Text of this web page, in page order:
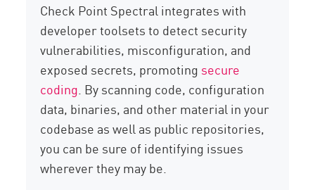
Check Point Spectral integrates with
developer toolsets to detect security
vulnerabilities, misconfiguration, and
exposed secrets, promoting secure
coding. By scanning code, configuration
data, binaries, and other material in your
codebase as well as public repositories,
you can be sure of identifying issues
wherever they may be.